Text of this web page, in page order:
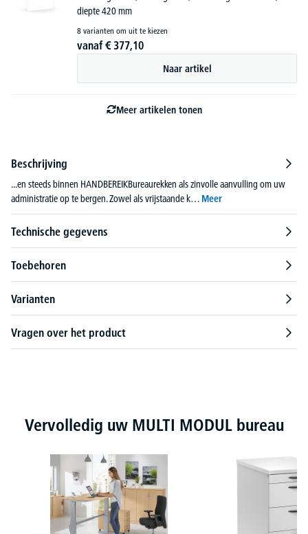
diepte 420 mm
8 varianten om uit te kiezen
vanaf€ 377,10
Naar artikel
Meer artikelen tonen
Beschrijving
...en steeds binnen HANDBEREIKBureaurekken als zinvolle aanvulling om uw
administratie op te bergen. Zowel als vrijstaande k… Meer
Technische gegevens
Toebehoren
Varianten
Vragen over het product
Productgalerij overslaan
Vervolledig uw MULTI MODUL bureau